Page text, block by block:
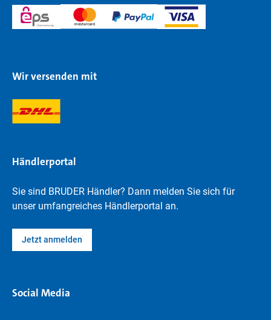
Wir versenden mit
Händlerportal
Sie sind BRUDER Händler? Dann melden Sie sich für
unser umfangreiches Händlerportal an.
Jetzt anmelden
Social Media